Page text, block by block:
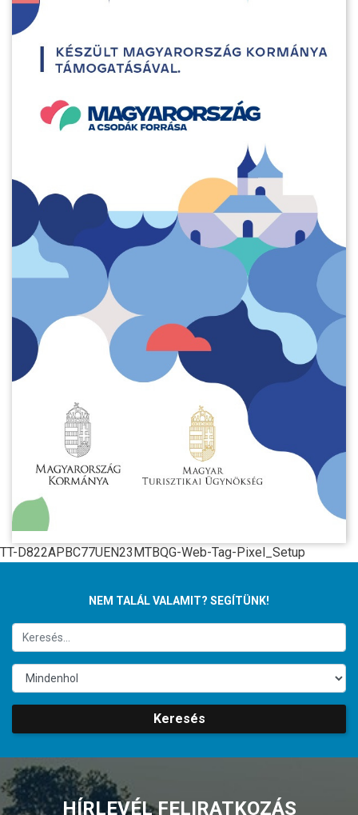
TT-D822APBC77UEN23MTBQG-Web-Tag-Pixel_Setup
NEM TALÁL VALAMIT? SEGÍTÜNK!
Keresés
HÍRLEVÉL FELIRATKOZÁS